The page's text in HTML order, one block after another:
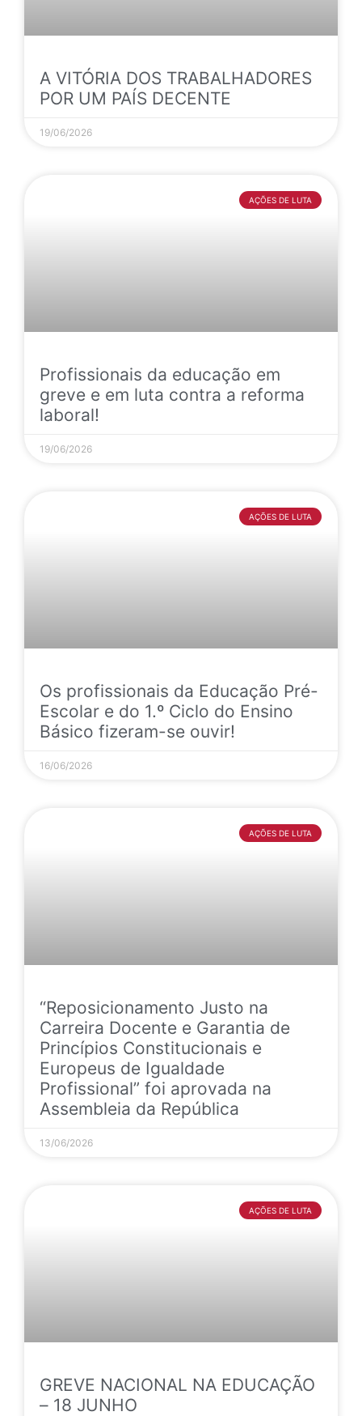
A VITÓRIA DOS TRABALHADORES
POR UM PAÍS DECENTE
19/06/2026
AÇÕES DE LUTA
Profissionais da educação em
greve e em luta contra a reforma
laboral!
19/06/2026
AÇÕES DE LUTA
Os profissionais da Educação Pré-
Escolar e do 1.º Ciclo do Ensino
Básico fizeram-se ouvir!
16/06/2026
AÇÕES DE LUTA
“Reposicionamento Justo na
Carreira Docente e Garantia de
Princípios Constitucionais e
Europeus de Igualdade
Profissional” foi aprovada na
Assembleia da República
13/06/2026
AÇÕES DE LUTA
GREVE NACIONAL NA EDUCAÇÃO
– 18 JUNHO